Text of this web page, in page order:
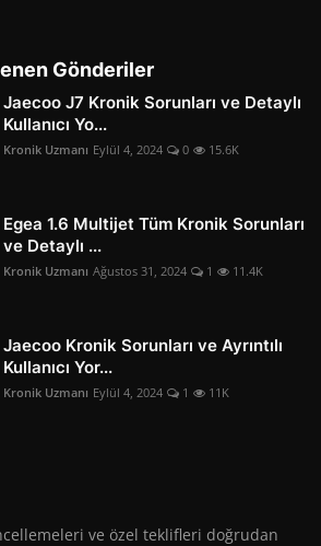
Gönderiler
Jaecoo J7 Kronik Sorunları ve Detaylı
Kullanıcı Yo...
Kronik Uzmanı Eylül 4, 2024 0 15.6K
Egea 1.6 Multijet Tüm Kronik Sorunları
ve Detaylı ...
Kronik Uzmanı Ağustos 31, 2024 1 11.4K
Jaecoo Kronik Sorunları ve Ayrıntılı
Kullanıcı Yor...
Kronik Uzmanı Eylül 4, 2024 1 11K
ve özel teklifleri doğrudan